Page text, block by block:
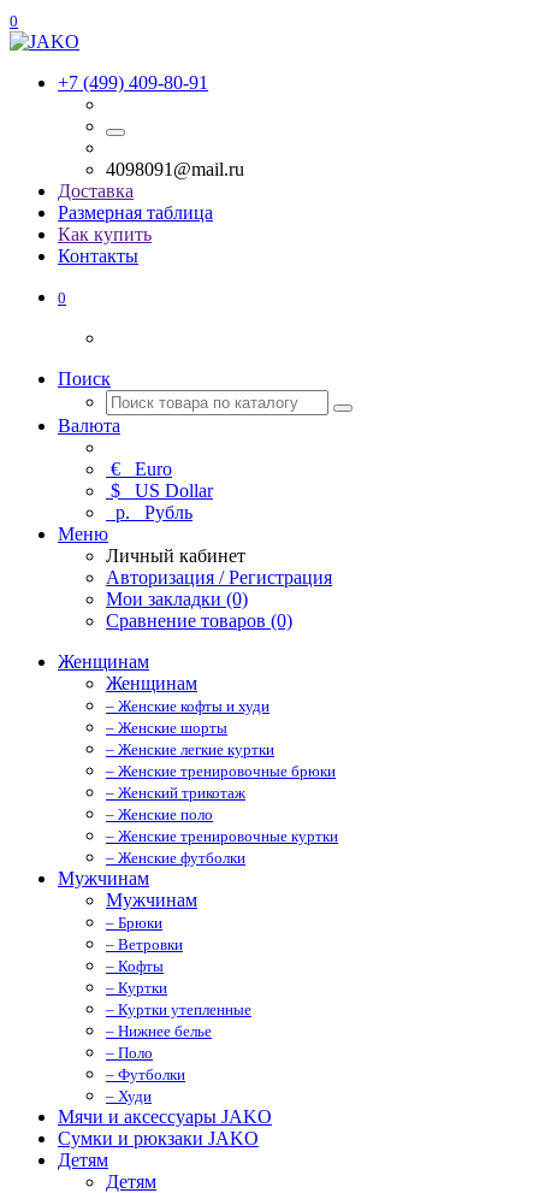
0
+7 (499) 409-80-91
4098091@mail.ru
Доставка
Размерная таблица
Как купить
Контакты
0
Поиск
Валюта
€ Euro
$ US Dollar
р. Рубль
Меню
Личный кабинет
Авторизация / Регистрация
Мои закладки (0)
Сравнение товаров (0)
Женщинам
Женщинам
– Женские кофты и худи
– Женские шорты
– Женские легкие куртки
– Женские тренировочные брюки
– Женский трикотаж
– Женские поло
– Женские тренировочные куртки
– Женские футболки
Мужчинам
Мужчинам
– Брюки
– Ветровки
– Кофты
– Куртки
– Куртки утепленные
– Нижнее белье
– Поло
– Футболки
– Худи
Мячи и аксессуары JAKO
Сумки и рюкзаки JAKO
Детям
Детям